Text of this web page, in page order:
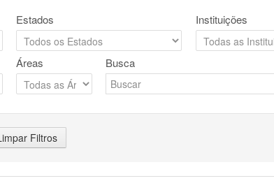
Estados Instituições
Áreas Busca
Filtros